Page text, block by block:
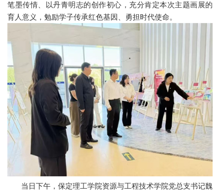
笔墨传情、以丹青明志的创作初心，充分肯定本次主题画展的
育人意义，勉励学子传承红色基因、勇担时代使命。
当日下午，保定理工学院资源与工程技术学院党总支书记魏